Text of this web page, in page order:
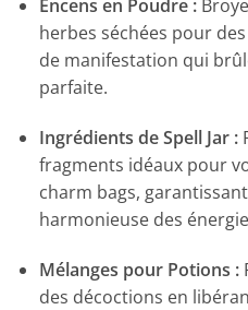
Encens en Poudre :
herbes séchées pour
de manifestation qui
parfaite.
Ingrédients de Spell Jar :
fragments idéaux pour
charm bags,
harmonieuse des
Mélanges pour Potions :
des décoctions en